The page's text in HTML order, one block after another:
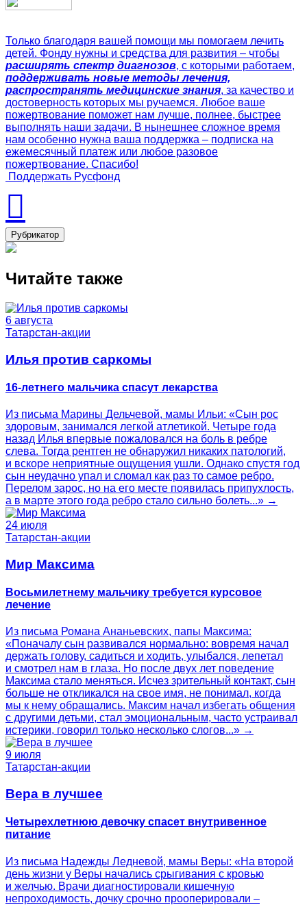
Только благодаря вашей помощи мы помогаем лечить
детей. Фонду нужны и средства для развития – чтобы
расширять спектр диагнозов, с которыми работаем,
поддерживать новые методы лечения,
распространять медицинские знания, за качество и
достоверность которых мы ручаемся. Любое ваше
пожертвование поможет нам лучше, полнее, быстрее
выполнять наши задачи. В нынешнее сложное время
нам особенно нужна ваша поддержка – подписка на
ежемесячный платеж или любое разовое
пожертвование. Спасибо!
Поддержать Русфонд
Рубрикатор
Читайте также
6 августа
Татарстан-акции
Илья против саркомы
16-летнего мальчика спасут лекарства
Из письма Марины Дельчевой, мамы Ильи: «Сын рос
здоровым, занимался легкой атлетикой. Четыре года
назад Илья впервые пожаловался на боль в ребре
слева. Тогда рентген не обнаружил никаких патологий,
и вскоре неприятные ощущения ушли. Однако спустя год
сын неудачно упал и сломал как раз то самое ребро.
Перелом зарос, но на его месте появилась припухлость,
а в марте этого года ребро стало сильно болеть...» →
24 июля
Татарстан-акции
Мир Максима
Восьмилетнему мальчику требуется курсовое
лечение
Из письма Романа Ананьевских, папы Максима:
«Поначалу сын развивался нормально: вовремя начал
держать голову, садиться и ходить, улыбался, лепетал
и смотрел нам в глаза. Но после двух лет поведение
Максима стало меняться. Исчез зрительный контакт, сын
больше не откликался на свое имя, не понимал, когда
мы к нему обращались. Максим начал избегать общения
с другими детьми, стал эмоциональным, часто устраивал
истерики, говорил только несколько слогов...» →
9 июля
Татарстан-акции
Вера в лучшее
Четырехлетнюю девочку спасет внутривенное
питание
Из письма Надежды Ледневой, мамы Веры: «На второй
день жизни у Веры начались срыгивания с кровью
и желчью. Врачи диагностировали кишечную
непроходимость, дочку срочно прооперировали –